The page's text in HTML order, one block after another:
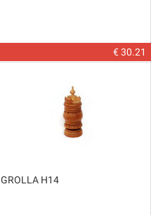
€ 30.21
GROLLA H14